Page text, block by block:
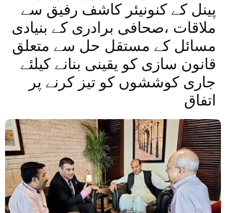
پینل کے کنونیئر کاشف رفیق سے
ملاقات ،صحافی برادری کے بنیادی
مسائل کے مستقل حل سے متعلق
قانون سازی کو یقینی بنانے کیلئے
جاری کوششوں کو تیز کرنے پر
اتفاق